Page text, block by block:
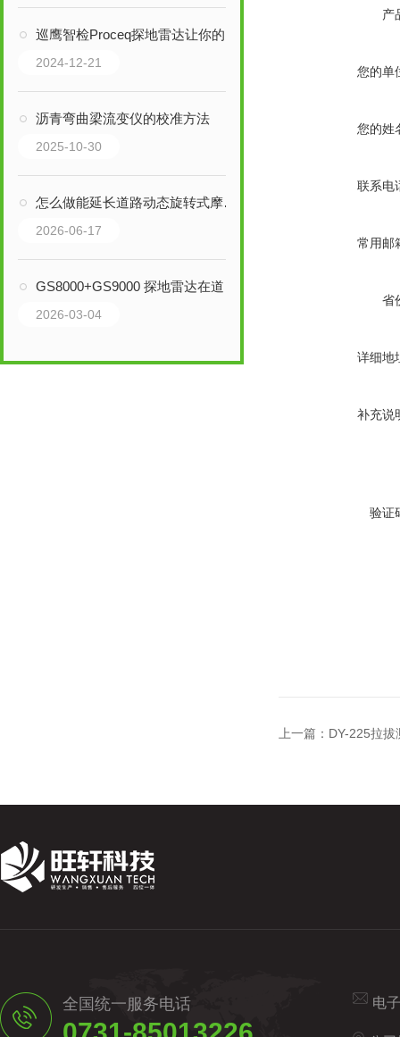
巡鹰智检Proceq探地雷达让你的工作事半功倍
2024-12-21
沥青弯曲梁流变仪的校准方法
2025-10-30
怎么做能延长道路动态旋转式摩擦系数测定仪的使用寿命
2026-06-17
GS8000+GS9000 探地雷达在道路结构检测中的应用案例
2026-03-04
产
您的单
您的姓
联系电
常用邮
省
详细地
补充说
验证
上一篇： DY-225拉拔
全国统一服务电话 电